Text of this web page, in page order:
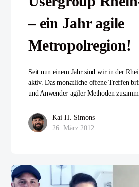
– ein Jahr agile
Metropolregion!
Seit nun einem Jahr sind wir in der
aktiv. Das monatliche offene Treffen
und Anwender agiler Methoden
Kai H. Simons
26. März 2012